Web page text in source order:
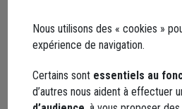
Nous utilisons des « cookies »
expérience de navigation.
Certains sont essentiels au
d’autres nous aident à effectuer